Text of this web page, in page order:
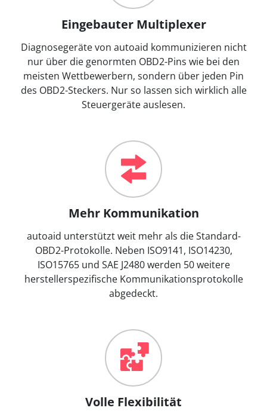
Eingebauter Multiplexer
Diagnosegeräte von autoaid kommunizieren nicht
nur über die genormten OBD2-Pins wie bei den
meisten Wettbewerbern, sondern über jeden Pin
des OBD2-Steckers. Nur so lassen sich wirklich alle
Steuergeräte auslesen.
Mehr Kommunikation
autoaid unterstützt weit mehr als die Standard-
OBD2-Protokolle. Neben ISO9141, ISO14230,
ISO15765 und SAE J2480 werden 50 weitere
herstellerspezifische Kommunikationsprotokolle
abgedeckt.
Volle Flexibilität